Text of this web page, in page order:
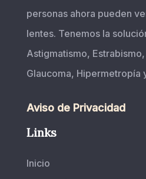
personas ahora pueden
lentes. Tenemos la
Astigmatismo,
Glaucoma, Hipermetropía
Aviso de Privacidad
Links
Inicio